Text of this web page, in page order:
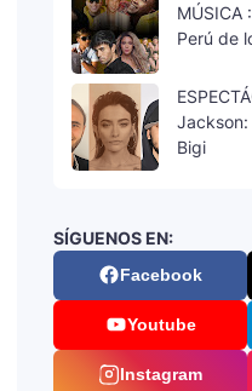
MÚSICA
Perú de
Jackson:
Bigi
SÍGUENOS EN:
Facebook
Youtube
Instagram